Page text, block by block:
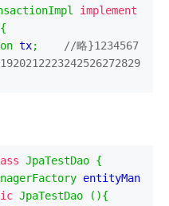
implement
{
tx;
//略}1234567
JpaTestDao {
entityMan
JpaTestDao
(){